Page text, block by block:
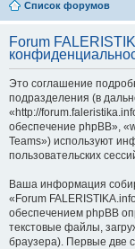
Список форумов
Forum
Это соглашение
подразделения (в
«http://
обеспечение phpBB»,
Teams») используют
пользовательских
Ваша информация
«Forum
обеспечением phpBB
текстовые файлы,
браузера). Первые две